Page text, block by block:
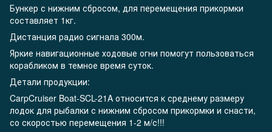
Бункер с нижним сбросом, для перемещения прикормки
составляет 1кг.
Дистанция радио сигнала 300м.
Яркие навигационные ходовые огни помогут пользоваться
корабликом в темное время суток.
Детали продукции:
CarpCruiser Boat-SCL-21A относится к среднему размеру
лодок для рыбалки с нижним сбросом прикормки и снасти,
со скоростью перемещения 1-2 м/с!!!